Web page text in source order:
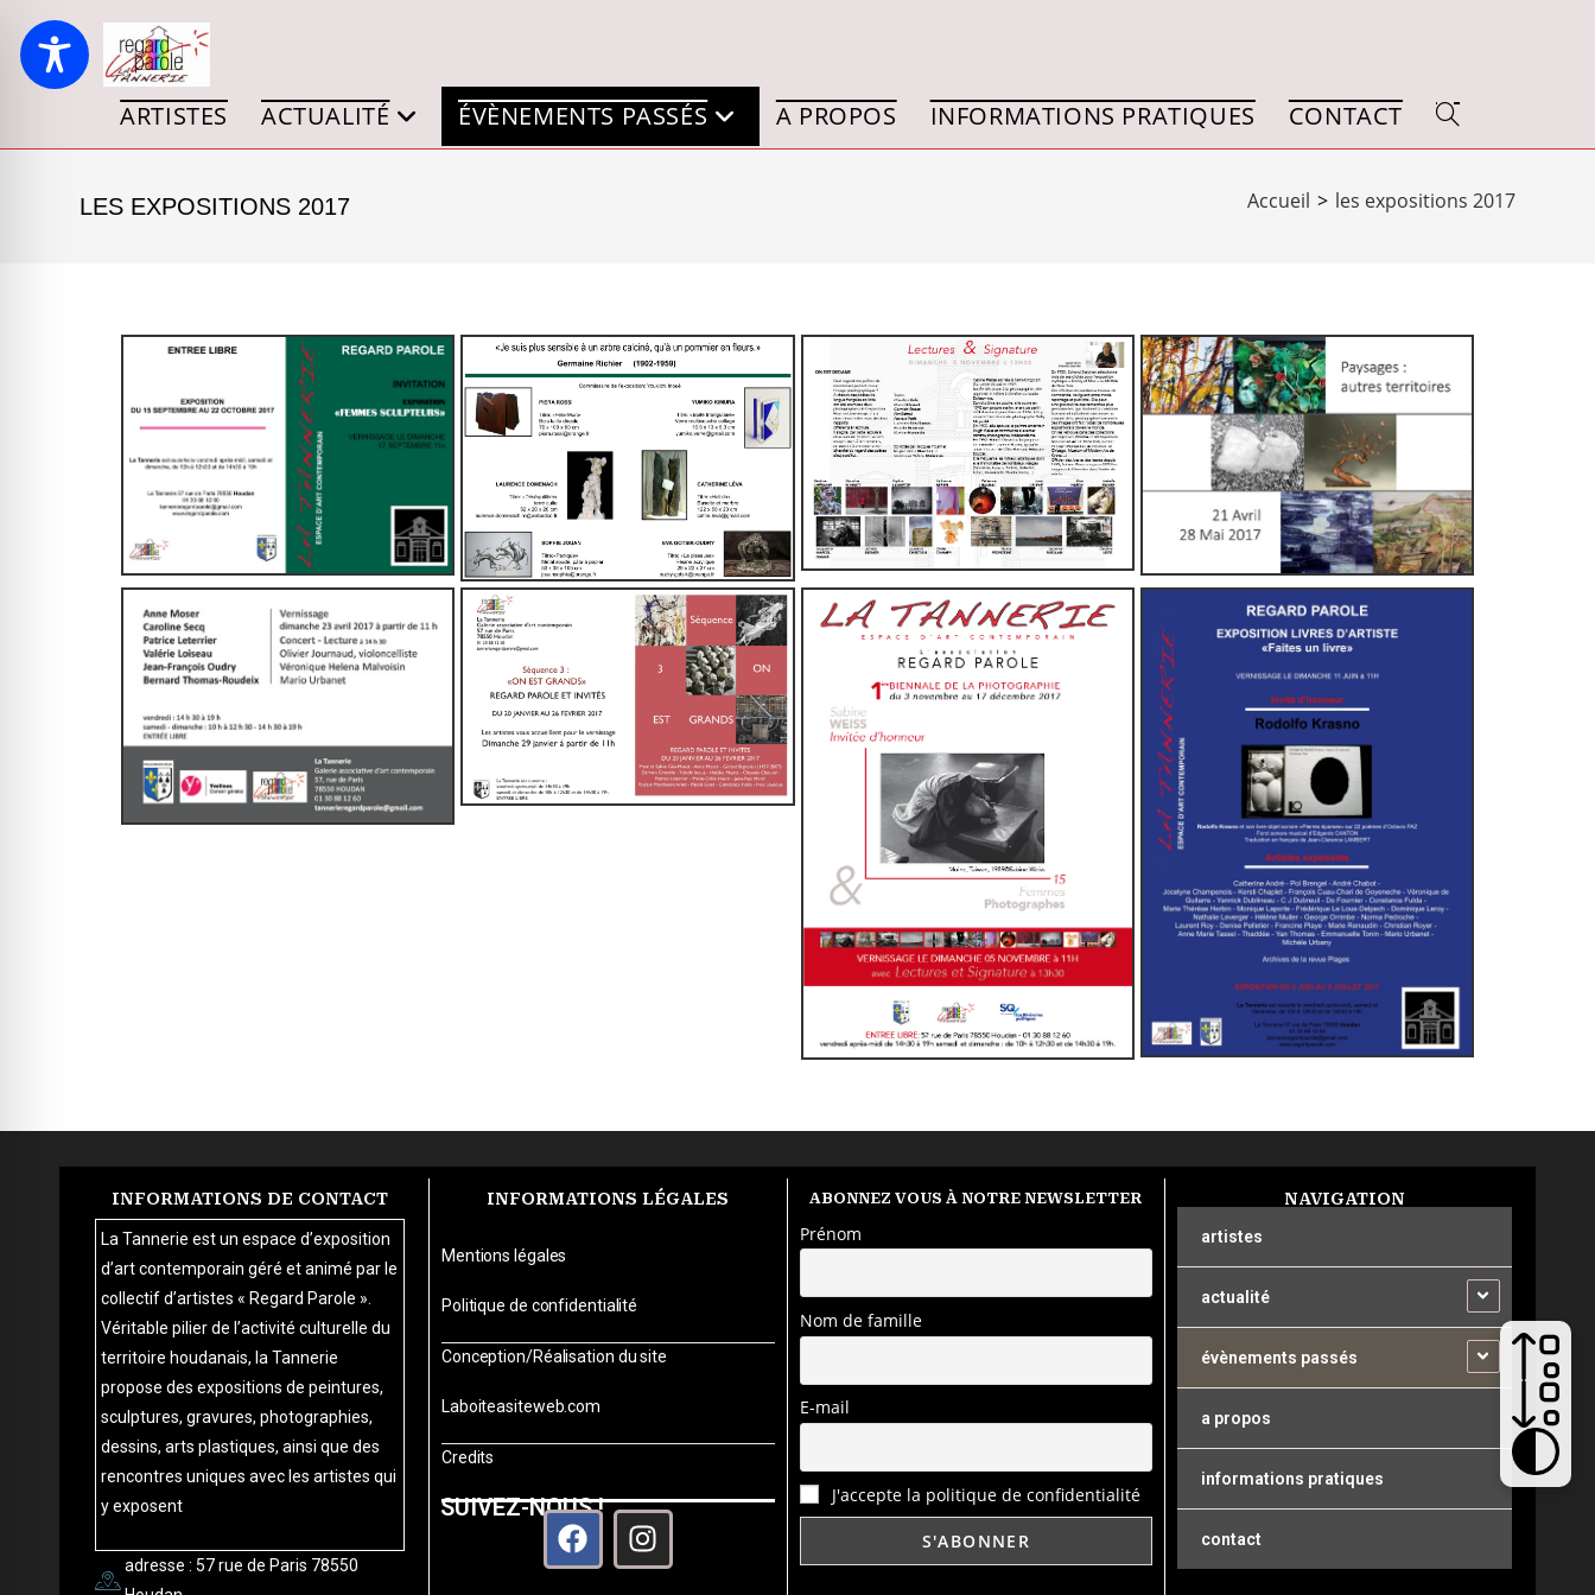
ARTISTES ACTUALITÉ ÉVÈNEMENTS PASSÉS A PROPOS INFORMATIONS PRATIQUES CONTACT
LES EXPOSITIONS 2017 Accueil > les expositions 2017
INFORMATIONS DE CONTACT
La Tannerie est un espace d’exposition
d’art contemporain géré et animé par le
collectif d’artistes « Regard Parole ».
Véritable pilier de l’activité culturelle du
territoire houdanais, la Tannerie
propose des expositions de peintures,
sculptures, gravures, photographies,
dessins, arts plastiques, ainsi que des
rencontres uniques avec les artistes qui
y exposent
adresse : 57 rue de Paris 78550
INFORMATIONS LÉGALES
Mentions légales
Politique de confidentialité
Conception/Réalisation du site
Laboiteasiteweb.com
Credits
SUIVEZ-NOUS !
ABONNEZ VOUS À NOTRE NEWSLETTER
Prénom
Nom de famille
E-mail
J'accepte la politique de confidentialité
NAVIGATION
artistes
actualité
évènements passés
a propos
informations pratiques
contact